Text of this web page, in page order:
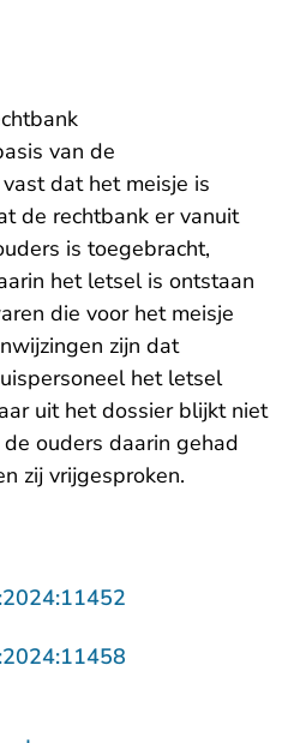
van de
dat het meisje is
de rechtbank er vanuit
is toegebracht,
het letsel is ontstaan
die voor het meisje
zijn dat
het letsel
uit het dossier blijkt niet
ouders daarin gehad
zij vrijgesproken.